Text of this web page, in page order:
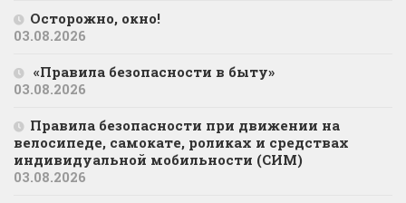
Осторожно, окно!
03.08.2026
«Правила безопасности в быту»
03.08.2026
Правила безопасности при движении на
велосипеде, самокате, роликах и средствах
индивидуальной мобильности (СИМ)
03.08.2026